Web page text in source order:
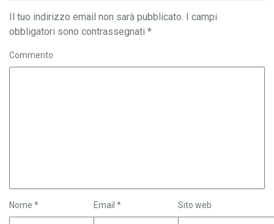
Il tuo indirizzo email non sarà pubblicato. I campi
obbligatori sono contrassegnati *
Commento
Nome * Email * Sito web